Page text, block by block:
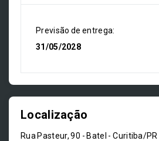
Previsão de entrega:
31/05/2028
Localização
Rua Pasteur, 90 - Batel - Curitiba/PR